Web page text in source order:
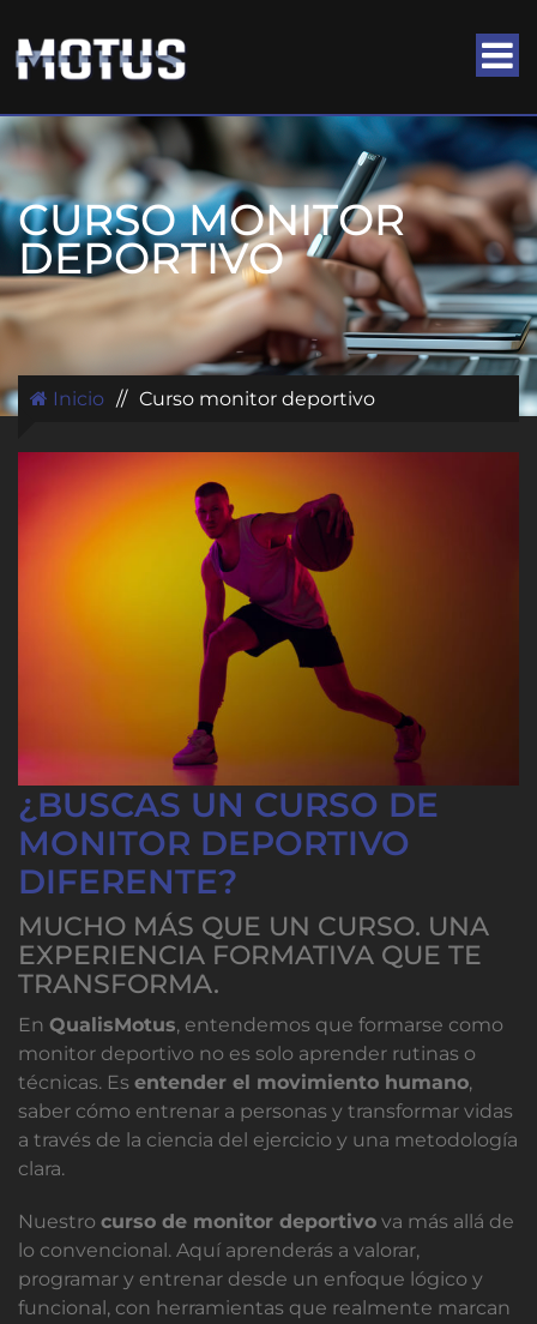
CURSO MONITOR
DEPORTIVO
Inicio // Curso monitor deportivo
¿BUSCAS UN CURSO DE
MONITOR DEPORTIVO
DIFERENTE?
MUCHO MÁS QUE UN CURSO. UNA
EXPERIENCIA FORMATIVA QUE TE
TRANSFORMA.
En QualisMotus, entendemos que formarse como
monitor deportivo no es solo aprender rutinas o
técnicas. Es entender el movimiento humano,
saber cómo entrenar a personas y transformar vidas
a través de la ciencia del ejercicio y una metodología
clara.
Nuestro curso de monitor deportivo va más allá de
lo convencional. Aquí aprenderás a valorar,
programar y entrenar desde un enfoque lógico y
funcional, con herramientas que realmente marcan